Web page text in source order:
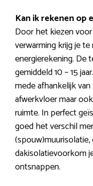
Kan ik rekenen
Door het kiezen
verwarming krijg je
energierekening. De
gemiddeld 10 – 15
mede afhankelijk
afwerkvloer maar
ruimte. In perfect
goed het verschil
dakisolatievoorkom
ontsnappen.